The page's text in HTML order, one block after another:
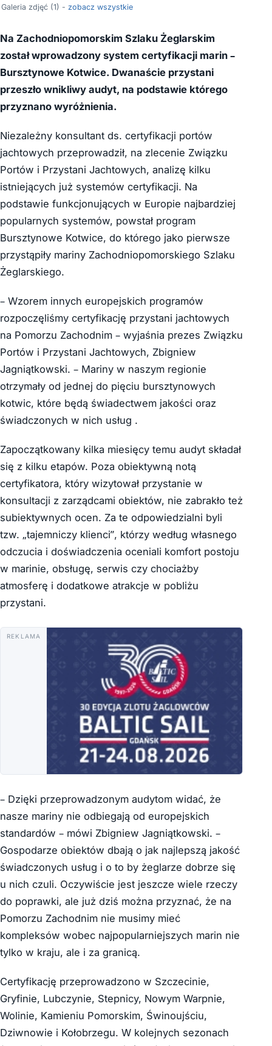
Galeria zdjęć (1) - zobacz wszystkie
Na Zachodniopomorskim Szlaku Żeglarskim
został wprowadzony system certyfikacji marin –
Bursztynowe Kotwice. Dwanaście przystani
przeszło wnikliwy audyt, na podstawie którego
przyznano wyróżnienia.
Niezależny konsultant ds. certyfikacji portów
jachtowych przeprowadził, na zlecenie Związku
Portów i Przystani Jachtowych, analizę kilku
istniejących już systemów certyfikacji. Na
podstawie funkcjonujących w Europie najbardziej
popularnych systemów, powstał program
Bursztynowe Kotwice, do którego jako pierwsze
przystąpiły mariny Zachodniopomorskiego Szlaku
Żeglarskiego.
– Wzorem innych europejskich programów
rozpoczęliśmy certyfikację przystani jachtowych
na Pomorzu Zachodnim – wyjaśnia prezes Związku
Portów i Przystani Jachtowych, Zbigniew
Jagniątkowski. – Mariny w naszym regionie
otrzymały od jednej do pięciu bursztynowych
kotwic, które będą świadectwem jakości oraz
świadczonych w nich usług .
Zapoczątkowany kilka miesięcy temu audyt składał
się z kilku etapów. Poza obiektywną notą
certyfikatora, który wizytował przystanie w
konsultacji z zarządcami obiektów, nie zabrakło też
subiektywnych ocen. Za te odpowiedzialni byli
tzw. „tajemniczy klienci”, którzy według własnego
odczucia i doświadczenia oceniali komfort postoju
w marinie, obsługę, serwis czy chociażby
atmosferę i dodatkowe atrakcje w pobliżu
przystani.
REKLAMA
– Dzięki przeprowadzonym audytom widać, że
nasze mariny nie odbiegają od europejskich
standardów – mówi Zbigniew Jagniątkowski. –
Gospodarze obiektów dbają o jak najlepszą jakość
świadczonych usług i o to by żeglarze dobrze się
u nich czuli. Oczywiście jest jeszcze wiele rzeczy
do poprawki, ale już dziś można przyznać, że na
Pomorzu Zachodnim nie musimy mieć
kompleksów wobec najpopularniejszych marin nie
tylko w kraju, ale i za granicą.
Certyfikację przeprowadzono w Szczecinie,
Gryfinie, Lubczynie, Stepnicy, Nowym Warpnie,
Wolinie, Kamieniu Pomorskim, Świnoujściu,
Dziwnowie i Kołobrzegu. W kolejnych sezonach